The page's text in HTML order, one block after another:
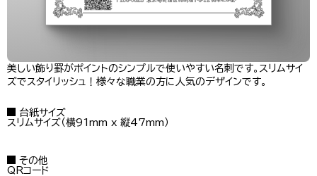
美しい飾り罫がポイントのシンプルで使いやすい名刺です。スリムサイ
ズでスタイリッシュ！様々な職業の方に人気のデザインです。
台紙サイズ
スリムサイズ（横91mm x 縦47mm）
その他
QRコード